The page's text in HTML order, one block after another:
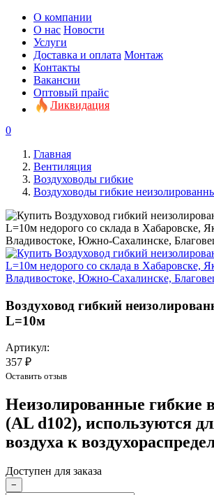
О компании
О нас Новости
Услуги
Доставка и оплата Монтаж
Контакты
Вакансии
Оптовый прайс
Ликвидация
0
Главная
Вентиляция
Воздуховоды гибкие
Воздуховоды гибкие
Воздуховод гибкий
L=10м
Артикул:
357 ₽
Оставить отзыв
Неизолированные гибкие
(AL d102), используются
воздуха к
Доступен для заказа
−